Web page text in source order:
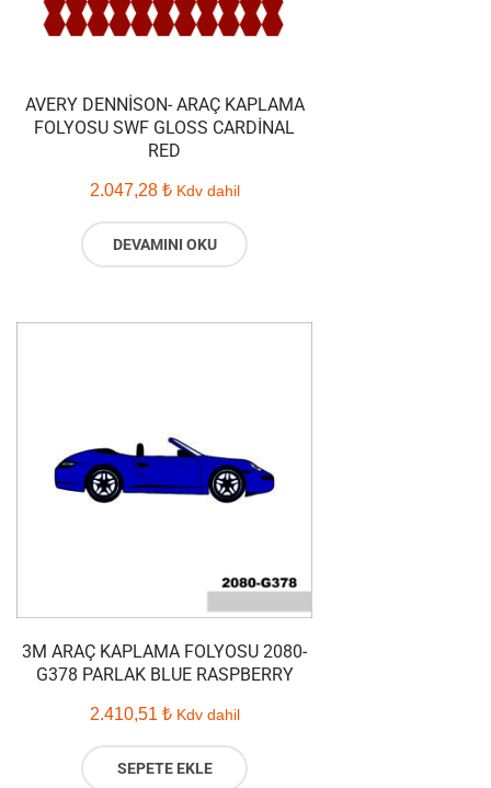
AVERY DENNISON- ARAÇ KAPLAMA
FOLYOSU SWF GLOSS CARDINAL
RED
2.047,28 ₺ Kdv dahil
DEVAMINI OKU
3M ARAÇ KAPLAMA FOLYOSU 2080-
G378 PARLAK BLUE RASPBERRY
2.410,51 ₺ Kdv dahil
SEPETE EKLE